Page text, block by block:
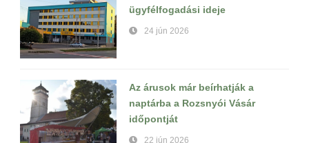
ügyfélfogadási ideje
24 jún 2026
Az árusok már beírhatják a
naptárba a Rozsnyói Vásár
időpontját
22 jún 2026